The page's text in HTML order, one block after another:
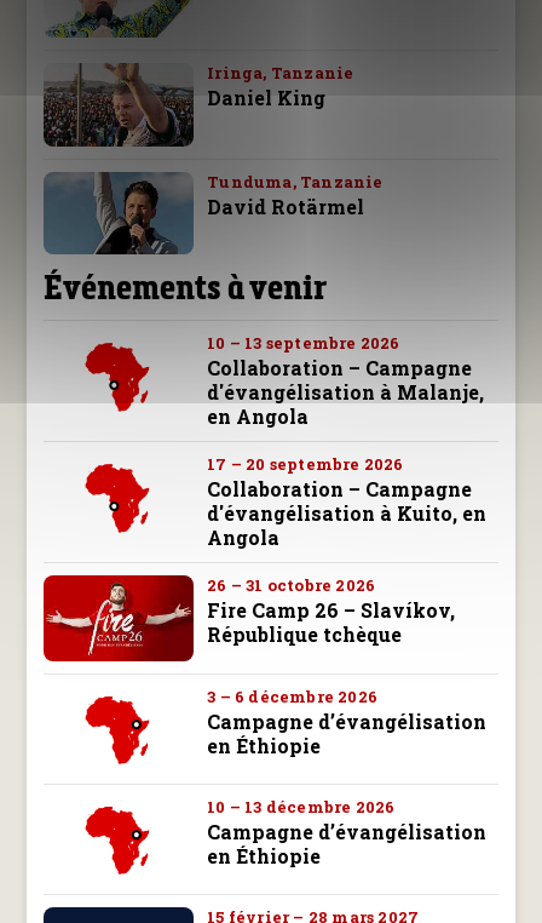
Iringa, Tanzanie
Daniel King
Tunduma, Tanzanie
David Rotärmel
Événements à venir
10 – 13 septembre 2026
Collaboration – Campagne
d'évangélisation à Malanje,
en Angola
17 – 20 septembre 2026
Collaboration – Campagne
d'évangélisation à Kuito, en
Angola
26 – 31 octobre 2026
Fire Camp 26 – Slavíkov,
République tchèque
3 – 6 décembre 2026
Campagne d’évangélisation
en Éthiopie
10 – 13 décembre 2026
Campagne d’évangélisation
en Éthiopie
15 février – 28 mars 2027